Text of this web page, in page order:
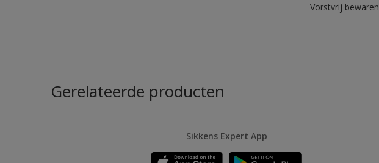
Vorstvrij bewaren
Gerelateerde producten
Sikkens Expert App